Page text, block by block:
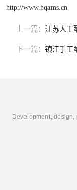
http://www.hqams.cn
上一篇： 江苏人工
下一篇： 镇江手工
Development,